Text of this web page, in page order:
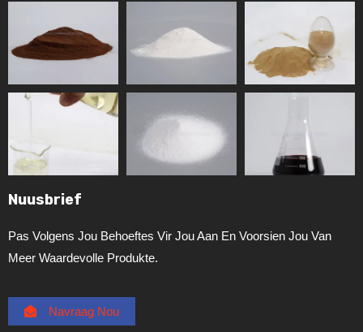
Nuusbrief
Pas Volgens Jou Behoeftes Vir Jou Aan En Voorsien Jou Van
Meer Waardevolle Produkte.
Navraag Nou